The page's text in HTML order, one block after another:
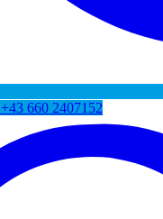
+43 660 2407152